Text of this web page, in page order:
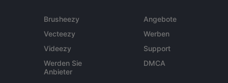
Brusheezy
Vecteezy
Videezy
Werden Sie
Anbieter
Angebote
Werben
Support
DMCA